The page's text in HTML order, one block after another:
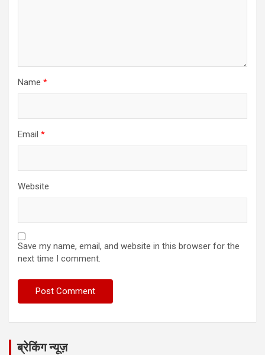
Name *
Email *
Website
Save my name, email, and website in this browser for the
next time I comment.
ब्रेकिंग न्यूज़